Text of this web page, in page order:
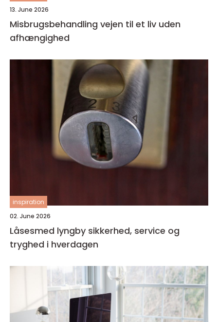
13. June 2026
Misbrugsbehandling vejen til et liv uden
afhængighed
inspiration
02. June 2026
Låsesmed lyngby sikkerhed, service og
tryghed i hverdagen